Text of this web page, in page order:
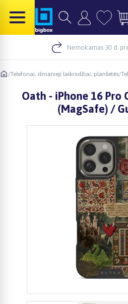
Nemokamas 30 d.
/Telefonai, išmanieji laikrodžiai, planšetės/
Oath - iPhone 16 Pro
(MagSafe) /